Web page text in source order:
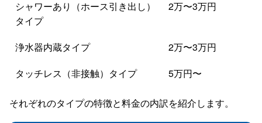
シャワーあり（ホース引き出し）
タイプ
2万〜3万円
浄水器内蔵タイプ
2万〜3万円
タッチレス（非接触）タイプ
5万円〜
それぞれのタイプの特徴と料金の内訳を紹介します。